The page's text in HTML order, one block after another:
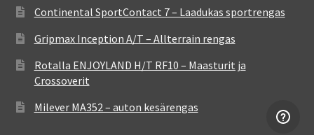
Continental SportContact 7 – Laadukas sportrengas
Gripmax Inception A/T – Allterrain rengas
Rotalla ENJOYLAND H/T RF10 – Maasturit ja
Crossoverit
Milever MA352 – auton kesärengas